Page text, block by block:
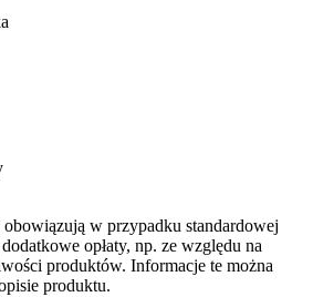
w przypadku standardowej
opłaty, np. ze względu na
produktów. Informacje te można
produktu.